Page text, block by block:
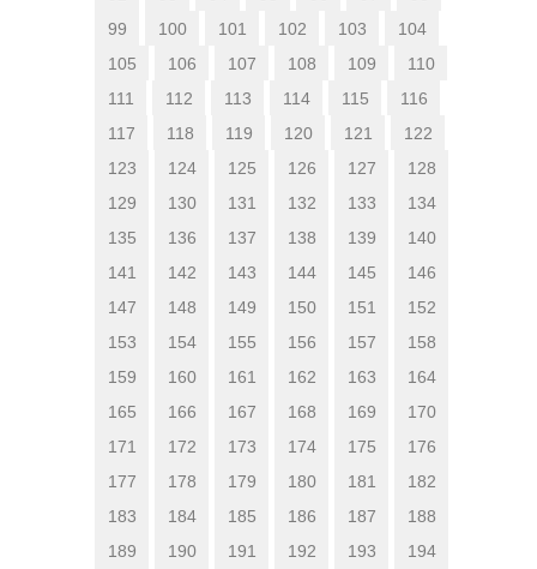
99
100 101 102 103
104
105
106 107 108 109
110
111
112 113 114 115
116
117
118 119 120 121
122
123
124 125 126 127
128
129
130 131 132 133
134
135
136 137 138 139
140
141
142 143 144 145
146
147
148 149 150 151
152
153
154 155 156 157
158
159
160 161 162 163
164
165
166 167 168 169
170
171
172 173 174 175
176
177
178 179 180 181
182
183
184 185 186 187
188
189
190 191 192 193
194